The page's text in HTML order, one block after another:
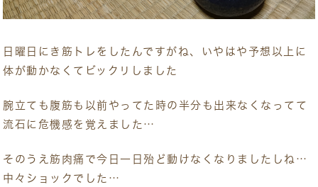
日曜日にき筋トレをしたんですがね、いやはや予想以上に
体が動かなくてビックリしました
腕立ても腹筋も以前やってた時の半分も出来なくなってて
流石に危機感を覚えました…
そのうえ筋肉痛で今日一日殆ど動けなくなりましたしね…
中々ショックでした…